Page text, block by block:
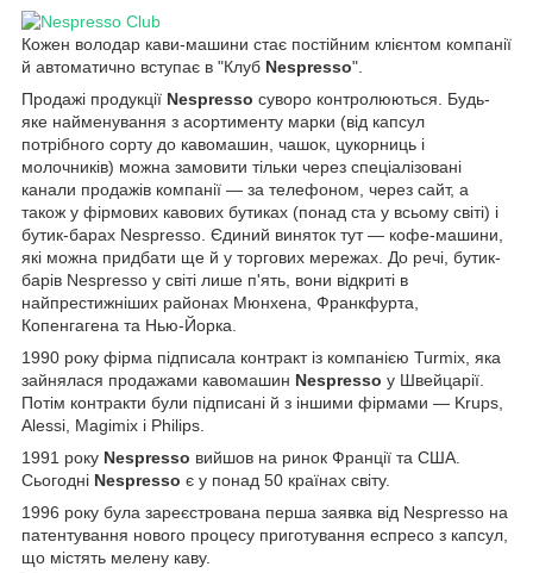
Кожен володар кави-машини стає постійним клієнтом компанії
й автоматично вступає в "Клуб Nespresso".
Продажі продукції Nespresso суворо контролюються. Будь-
яке найменування з асортименту марки (від капсул
потрібного сорту до кавомашин, чашок, цукорниць і
молочників) можна замовити тільки через спеціалізовані
канали продажів компанії — за телефоном, через сайт, а
також у фірмових кавових бутиках (понад ста у всьому світі) і
бутик-барах Nespresso. Єдиний виняток тут — кофе-машини,
які можна придбати ще й у торгових мережах. До речі, бутик-
барів Nespresso у світі лише п'ять, вони відкриті в
найпрестижніших районах Мюнхена, Франкфурта,
Копенгагена та Нью-Йорка.
1990 року фірма підписала контракт із компанією Turmix, яка
зайнялася продажами кавомашин Nespresso у Швейцарії.
Потім контракти були підписані й з іншими фірмами — Krups,
Alessi, Magimix і Philips.
1991 року Nespresso вийшов на ринок Франції та США.
Сьогодні Nespresso є у понад 50 країнах світу.
1996 року була зареєстрована перша заявка від Nespresso на
патентування нового процесу приготування еспресо з капсул,
що містять мелену каву.